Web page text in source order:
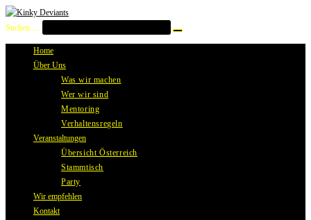
Zum
Inhalt
Suchen …
Suche
starten
Home
Über Uns
Was wir machen
Wer wir sind
Mentoring
Verhaltensregeln
Veranstaltungen
Übersicht Österreich
Stammtisch
Party
Wir empfehlen
Kontakt